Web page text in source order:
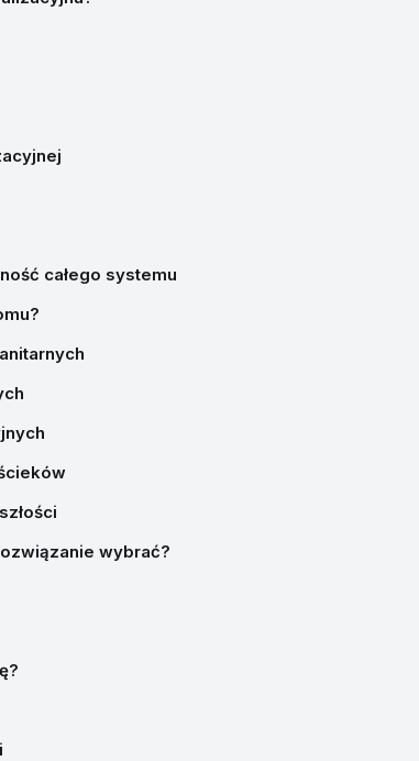
całego systemu
wybrać?